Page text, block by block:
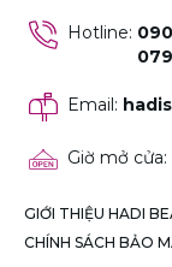
Hotline:
Email:
Giờ mở cửa:
GIỚI THIỆU HADI
CHÍNH SÁCH BẢO